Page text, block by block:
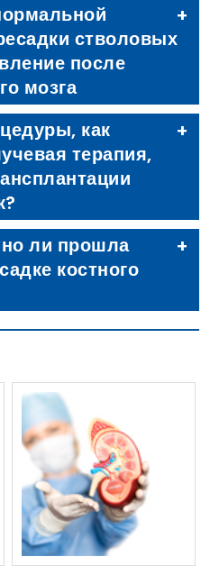
стволовых
после
мозга
как
терапия,
ли прошла
костного